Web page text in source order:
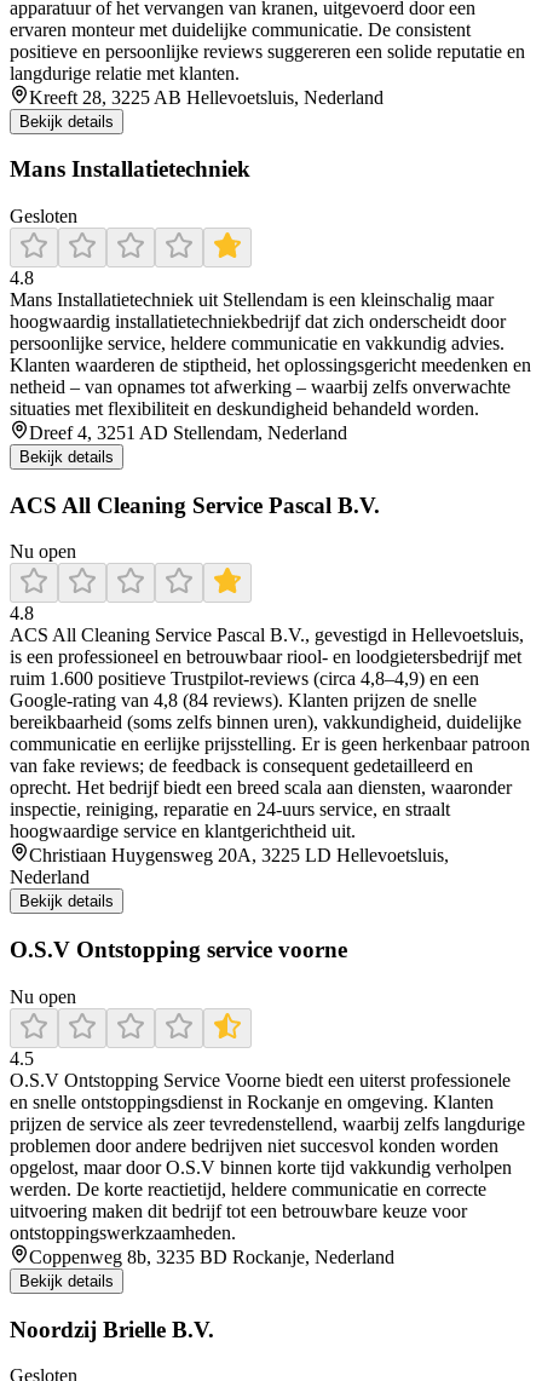
apparatuur of het vervangen van kranen, uitgevoerd door een
ervaren monteur met duidelijke communicatie. De consistent
positieve en persoonlijke reviews suggereren een solide reputatie en
langdurige relatie met klanten.
Kreeft 28, 3225 AB Hellevoetsluis, Nederland
Bekijk details
Mans Installatietechniek
Gesloten
4.8
Mans Installatietechniek uit Stellendam is een kleinschalig maar
hoogwaardig installatietechniekbedrijf dat zich onderscheidt door
persoonlijke service, heldere communicatie en vakkundig advies.
Klanten waarderen de stiptheid, het oplossingsgericht meedenken en
netheid – van opnames tot afwerking – waarbij zelfs onverwachte
situaties met flexibiliteit en deskundigheid behandeld worden.
Dreef 4, 3251 AD Stellendam, Nederland
Bekijk details
ACS All Cleaning Service Pascal B.V.
Nu open
4.8
ACS All Cleaning Service Pascal B.V., gevestigd in Hellevoetsluis,
is een professioneel en betrouwbaar riool‑ en loodgietersbedrijf met
ruim 1.600 positieve Trustpilot‑reviews (circa 4,8–4,9) en een
Google‑rating van 4,8 (84 reviews). Klanten prijzen de snelle
bereikbaarheid (soms zelfs binnen uren), vakkundigheid, duidelijke
communicatie en eerlijke prijsstelling. Er is geen herkenbaar patroon
van fake reviews; de feedback is consequent gedetailleerd en
oprecht. Het bedrijf biedt een breed scala aan diensten, waaronder
inspectie, reiniging, reparatie en 24‑uurs service, en straalt
hoogwaardige service en klantgerichtheid uit.
Christiaan Huygensweg 20A, 3225 LD Hellevoetsluis,
Nederland
Bekijk details
O.S.V Ontstopping service voorne
Nu open
4.5
O.S.V Ontstopping Service Voorne biedt een uiterst professionele
en snelle ontstoppingsdienst in Rockanje en omgeving. Klanten
prijzen de service als zeer tevredenstellend, waarbij zelfs langdurige
problemen door andere bedrijven niet succesvol konden worden
opgelost, maar door O.S.V binnen korte tijd vakkundig verholpen
werden. De korte reactietijd, heldere communicatie en correcte
uitvoering maken dit bedrijf tot een betrouwbare keuze voor
ontstoppingswerkzaamheden.
Coppenweg 8b, 3235 BD Rockanje, Nederland
Bekijk details
Noordzij Brielle B.V.
Gesloten